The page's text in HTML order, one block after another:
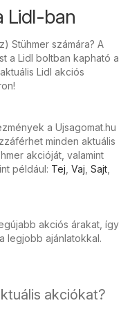
Lidl-ban
Stühmer számára? A
a Lidl boltban kapható a
Lidl akciós
a Ujsagomat.hu
minden aktuális
akcióját, valamint
például: Tej Vaj Sajt
akciós árakat, így
legjobb ajánlatokkal.
akciókat?